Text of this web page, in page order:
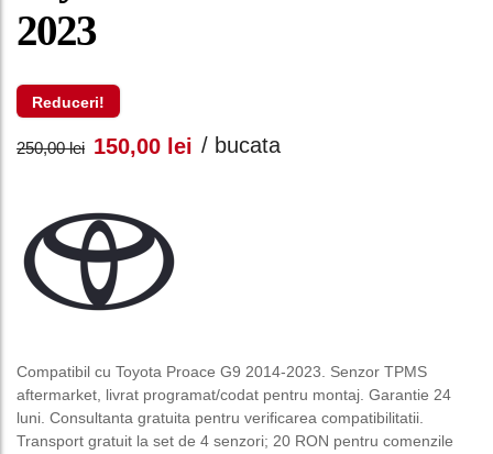
2023
Reduceri!
250,00lei Prețul
a
fost:
150,00 lei Prețul
/ bucata
Compatibil cu Toyota Proace G9 2014-2023. Senzor TPMS
aftermarket, livrat programat/codat pentru montaj. Garantie 24
luni. Consultanta gratuita pentru verificarea compatibilitatii.
Transport gratuit la set de 4 senzori; 20 RON pentru comenzile